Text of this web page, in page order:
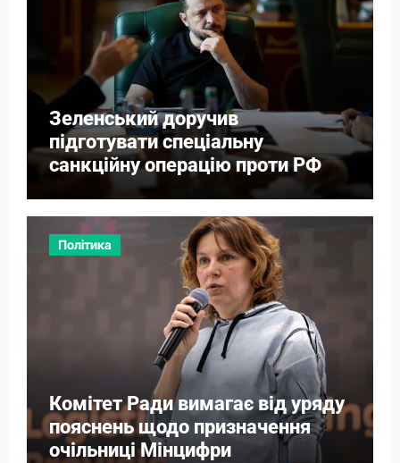
Зеленський доручив
підготувати спеціальну
санкційну операцію проти РФ
Політика
Комітет Ради вимагає від уряду
пояснень щодо призначення
очільниці Мінцифри